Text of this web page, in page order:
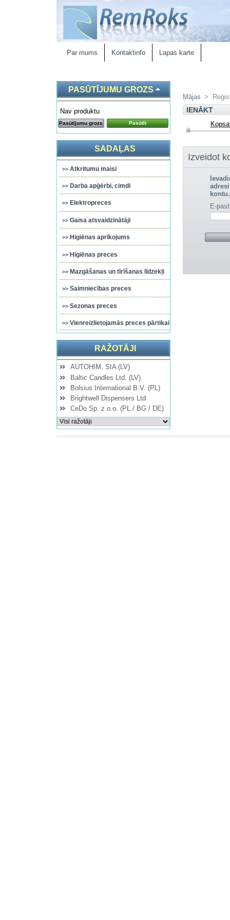
Par mums Kontaktinfo Lapas karte
PASŪTĪJUMU GROZS
Nav produktu
Pasūtījumu grozs Pasūtīt
SADAĻAS
Atkritumu maisi
Darba apģērbi, cimdi
Elektropreces
Gaisa atsvaidzinātāji
Higiēnas aprīkojums
Higiēnas preces
Mazgāšanas un tīrīšanas līdzekļi
Saimniecības preces
Sezonas preces
Vienreizlietojamās preces pārtikai
RAŽOTĀJI
AUTOHIM, SIA (LV)
Baltic Candles Ltd. (LV)
Bolsius International B.V. (PL)
Brightwell Dispensers Ltd
CeDo Sp. z o.o. (PL / BG / DE)
Mājas >
IENĀKT
Izveidot
kontu.
E-